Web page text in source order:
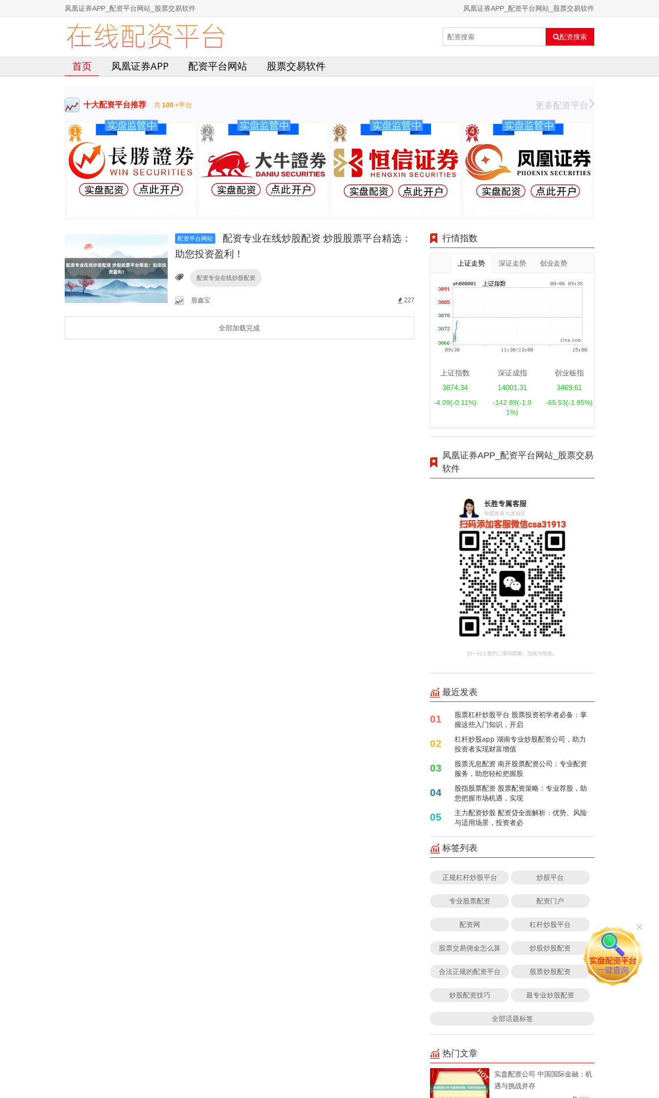
凤凰证券APP_配资平台网站_股票交易软件 凤凰证券APP_配资平台网站_股票交易软件
配资搜索
首页 凤凰证券APP 配资平台网站 股票交易软件
十大配资平台推荐 共100+平台 更多配资平台
配资平台网站
配资专业在线炒股配资 炒股股票平台精选：
助您投资盈利！
配资专业在线炒股配资
股鑫宝 227
全部加载完成
行情指数
上证走势 深证走势 创业走势
上证指数
3874.34
-4.09(-0.11%)
深证成指
14001.31
-142.89(-1.0
1%)
创业板指
3469.61
-65.53(-1.85%)
凤凰证券APP_配资平台网站_股票交易
软件
最近发表
01
股票杠杆炒股平台 股票投资初学者必备：掌
握这些入门知识，开启
02
杠杆炒股app 湖南专业炒股配资公司，助力
投资者实现财富增值
03
股票无息配资 南开股票配资公司：专业配资
服务，助您轻松把握股
04
股指股票配资 股票配资策略：专业荐股，助
您把握市场机遇，实现
05
主力配资炒股 配资贷全面解析：优势、风险
与适用场景，投资者必
标签列表
正规杠杆炒股平台 炒股平台
专业股票配资 配资门户
配资网 杠杆炒股平台
股票交易佣金怎么算 炒股炒股配资
合法正规的配资平台 股票炒股配资
炒股配资技巧 最专业炒股配资
全部话题标签
热门文章
实盘配资公司 中国国际金融：机
遇与挑战并存